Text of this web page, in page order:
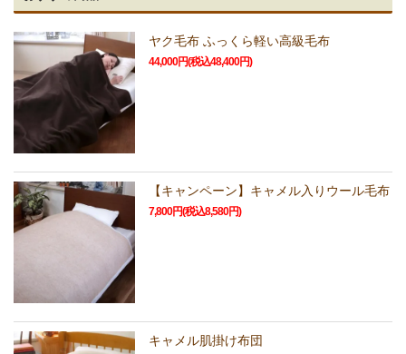
ヤク毛布 ふっくら軽い高級毛布
44,000円(税込48,400円)
【キャンペーン】キャメル入りウール毛布
7,800円(税込8,580円)
キャメル肌掛け布団